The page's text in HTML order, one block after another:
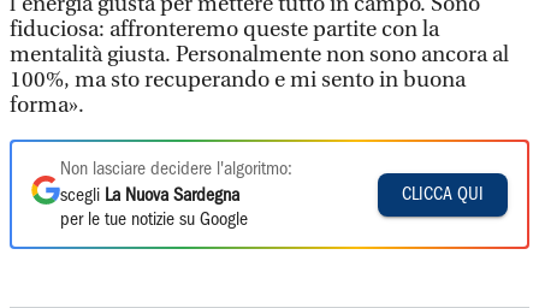
fiduciosa: affronteremo queste partite con la
mentalità giusta. Personalmente non sono ancora al
100%, ma sto recuperando e mi sento in buona
forma».
Non lasciare decidere l'algoritmo:
scegli La Nuova Sardegna
per le tue notizie su Google
CLICCA QUI